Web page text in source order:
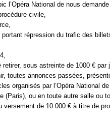
l’Opéra National de nous
civile,
répression du trafic des
sous astreinte de 1000 € par
toutes annonces passées,
organisés par l’Opéra National
(Paris), ou en toute autre salle ou
versement de 10 000 € à titre de